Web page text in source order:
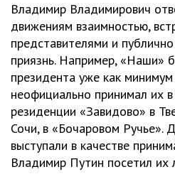
Владимир Владимирович
движениям взаимностью,
представителями и
приязнь. Например, «Наши»
президента уже как
неофициально принимал их
резиденции «Завидово» в
Сочи, в «Бочаровом Ручье».
выступали в качестве
Владимир Путин посетил их